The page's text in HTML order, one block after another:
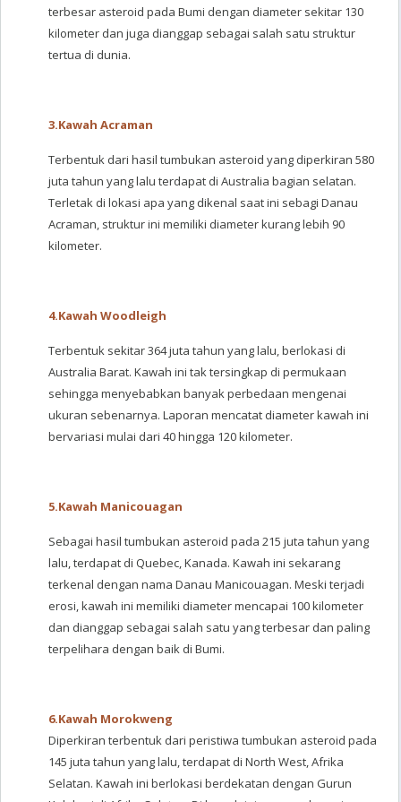
terbesar asteroid pada Bumi dengan diameter sekitar 130
kilometer dan juga dianggap sebagai salah satu struktur
tertua di dunia.
3.Kawah Acraman
Terbentuk dari hasil tumbukan asteroid yang diperkiran 580
juta tahun yang lalu terdapat di Australia bagian selatan.
Terletak di lokasi apa yang dikenal saat ini sebagi Danau
Acraman, struktur ini memiliki diameter kurang lebih 90
kilometer.
4.Kawah Woodleigh
Terbentuk sekitar 364 juta tahun yang lalu, berlokasi di
Australia Barat. Kawah ini tak tersingkap di permukaan
sehingga menyebabkan banyak perbedaan mengenai
ukuran sebenarnya. Laporan mencatat diameter kawah ini
bervariasi mulai dari 40 hingga 120 kilometer.
5.Kawah Manicouagan
Sebagai hasil tumbukan asteroid pada 215 juta tahun yang
lalu, terdapat di Quebec, Kanada. Kawah ini sekarang
terkenal dengan nama Danau Manicouagan. Meski terjadi
erosi, kawah ini memiliki diameter mencapai 100 kilometer
dan dianggap sebagai salah satu yang terbesar dan paling
terpelihara dengan baik di Bumi.
6.Kawah Morokweng
Diperkiran terbentuk dari peristiwa tumbukan asteroid pada
145 juta tahun yang lalu, terdapat di North West, Afrika
Selatan. Kawah ini berlokasi berdekatan dengan Gurun